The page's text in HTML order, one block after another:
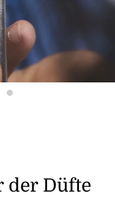
der Düfte